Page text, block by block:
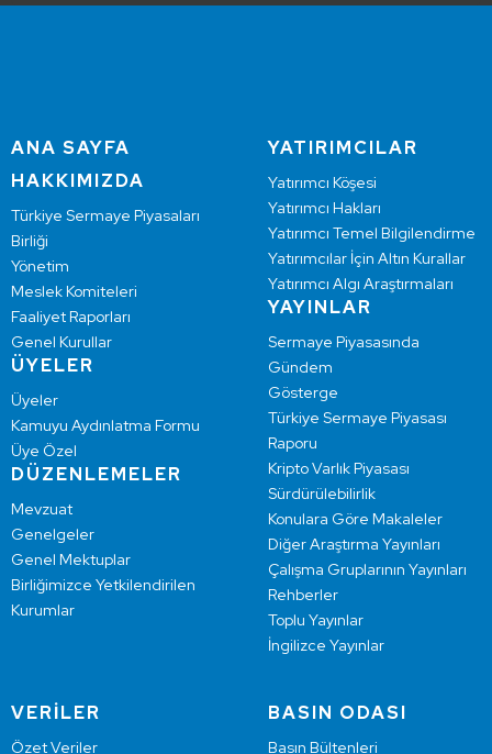
ANA SAYFA
HAKKIMIZDA
Türkiye Sermaye Piyasaları
Birliği
Yönetim
Meslek Komiteleri
Faaliyet Raporları
Genel Kurullar
ÜYELER
Üyeler
Kamuyu Aydınlatma Formu
Üye Özel
DÜZENLEMELER
Mevzuat
Genelgeler
Genel Mektuplar
Birliğimizce Yetkilendirilen
Kurumlar
YATIRIMCILAR
Yatırımcı Köşesi
Yatırımcı Hakları
Yatırımcı Temel Bilgilendirme
Yatırımcılar İçin Altın Kurallar
Yatırımcı Algı Araştırmaları
YAYINLAR
Sermaye Piyasasında
Gündem
Gösterge
Türkiye Sermaye Piyasası
Raporu
Kripto Varlık Piyasası
Sürdürülebilirlik
Konulara Göre Makaleler
Diğer Araştırma Yayınları
Çalışma Gruplarının Yayınları
Rehberler
Toplu Yayınlar
İngilizce Yayınlar
VERİLER
Özet Veriler
BASIN ODASI
Basın Bültenleri